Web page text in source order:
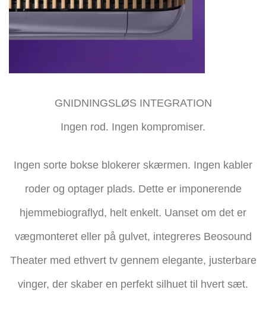
GNIDNINGSLØS INTEGRATION
Ingen rod. Ingen kompromiser.
Ingen sorte bokse blokerer skærmen. Ingen kabler
roder og optager plads. Dette er imponerende
hjemmebiograflyd, helt enkelt. Uanset om det er
vægmonteret eller på gulvet, integreres Beosound
Theater med ethvert tv gennem elegante, justerbare
vinger, der skaber en perfekt silhuet til hvert sæt.